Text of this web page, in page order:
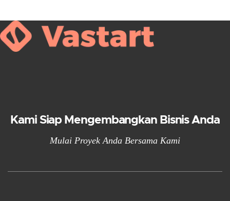
Kami Siap Mengembangkan Bisnis Anda
Mulai Proyek Anda Bersama Kami